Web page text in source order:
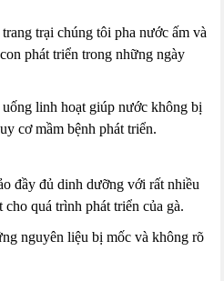
trại chúng tôi pha nước ấm và
phát triển trong những ngày
linh hoạt giúp nước không bị
cơ mầm bệnh phát triển.
đầy đủ dinh dưỡng với rất nhiều
quá trình phát triển của gà.
nguyên liệu bị mốc và không rõ